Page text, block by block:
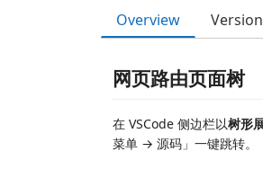
Overview
网页路由页面树
在 VSCode 侧边栏以树形
菜单 → 源码」一键跳转。